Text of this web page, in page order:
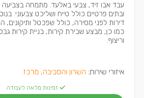
עבד אבו זיד, צבעי באלעד. מתמחה בצביעה
ובתים פרטיים כולל טייח ושליכט צבעוני.
דירות לפני מסירה, כולל שפכטל ותיקונים,
כמו כן, מבצע שבירת קירות, בניית קירות
וריצוף.
איזורי שירות: השרון והסביבה, מרכז
זמינות מלאה לעבודה